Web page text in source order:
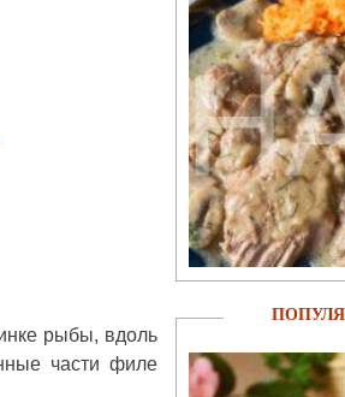
рыбы, вдоль
части филе